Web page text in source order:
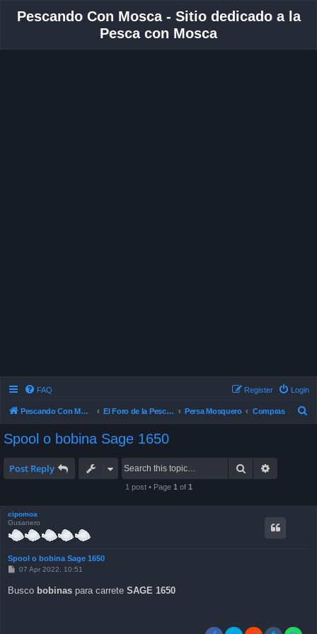
Pescando Con Mosca - Sitio dedicado a la
Pesca con Mosca
FAQ Login
Register
Pescando Con Mosca El Foro de la Pesca con Mosca en Chile Persa Mosquero Compras
Spool o bobina Sage 1650
Post Reply Search
1 post • Page 1 of 1
cipomoa
Gusanero
Spool o bobina Sage 1650
P
t
07 Apr 2022, 10:51
Busco bobinas para carrete SAGE 1650